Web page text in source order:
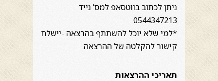
ניתן לכתוב בווטסאפ למס' נייד
0544347213
*למי שלא יוכל להשתתף בהרצאה -יישלח
קישור להקלטה של ההרצאה
תאריכי ההרצאות